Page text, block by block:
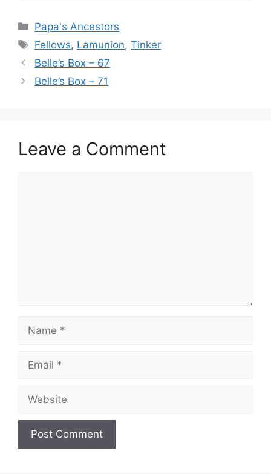
Categories
Papa's Ancestors
Tags
Fellows, Lamunion,Tinker
Belle’s Box – 67
Belle’s Box – 71
Leave a Comment
Name
Email
Website